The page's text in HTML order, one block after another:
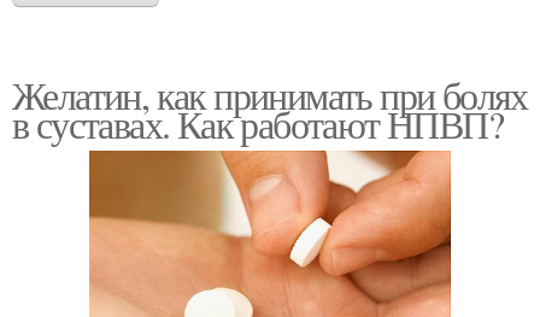
Желатин, как принимать при болях
в суставах. Как работают НПВП?